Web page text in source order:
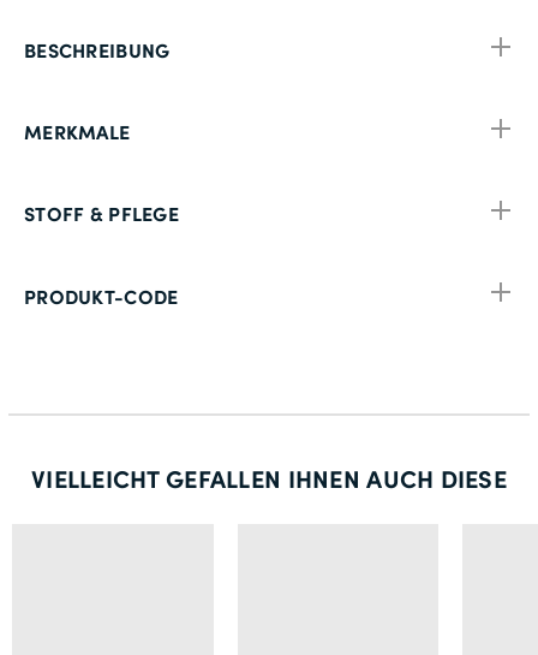
MERKMALE
BESCHREIBUNG
STOFF & PFLEGE
PRODUKT-CODE
VIELLEICHT GEFALLEN IHNEN AUCH DIESE